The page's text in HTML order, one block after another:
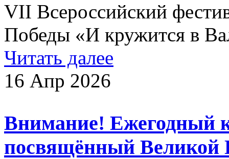
VII Всероссийский
Победы «И кружится в
Читать далее
16 Апр 2026
Внимание! Ежегодный
посвящённый Великой